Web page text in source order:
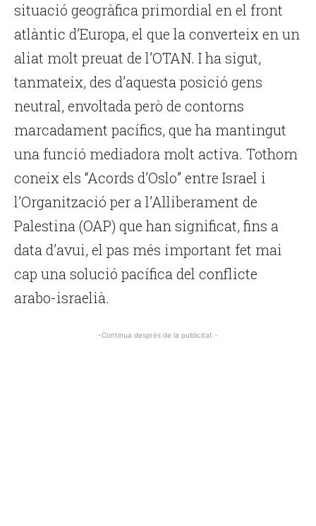
situació geogràfica primordial en el front
atlàntic d’Europa, el que la converteix en un
aliat molt preuat de l’OTAN. I ha sigut,
tanmateix, des d’aquesta posició gens
neutral, envoltada però de contorns
marcadament pacífics, que ha mantingut
una funció mediadora molt activa. Tothom
coneix els “Acords d’Oslo” entre Israel i
l’Organització per a l’Alliberament de
Palestina (OAP) que han significat, fins a
data d’avui, el pas més important fet mai
cap una solució pacífica del conflicte
arabo-israelià.
-Continua després de la publicitat -